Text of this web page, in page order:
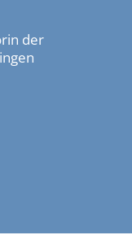
der